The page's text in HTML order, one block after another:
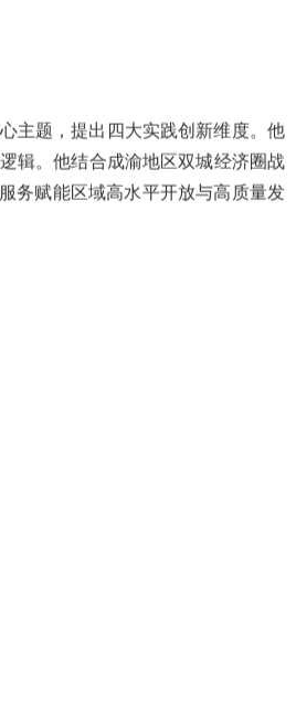
主题，提出四大实践创新维度。他
辑。他结合成渝地区双城经济圈战
务赋能区域高水平开放与高质量发